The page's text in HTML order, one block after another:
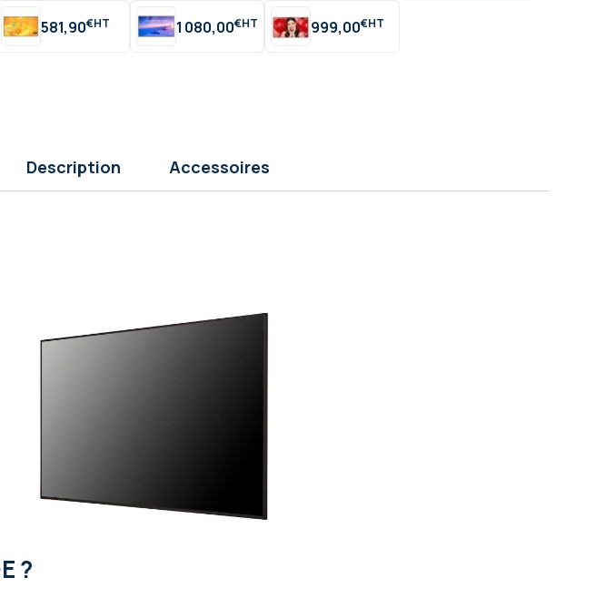
581,90€ 1 080,00€ 999,00€
Description Accessoires
?